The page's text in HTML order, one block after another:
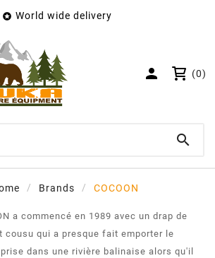
 World wide delivery
 (0)

Brands COCOON
a commencé en 1989 avec un drap de
cousu qui a presque fait emporter le
dans une rivière balinaise alors qu'il